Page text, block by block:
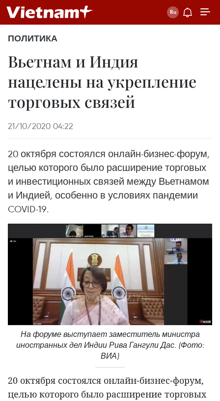
ПОЛИТИКА
Вьетнам и Индия
нацелены на укрепление
торговых связей
21/10/2020 04:22
20 октября состоялся онлайн-бизнес-форум,
целью которого было расширение торговых
и инвестиционных связей между Вьетнамом
и Индией, особенно в условиях пандемии
COVID-19.
На форуме выступает заместитель министра
иностранных дел Индии Рива Гангули Дас. (Фото:
ВИА)
20 октября состоялся онлайн-бизнес-форум,
целью которого было расширение торговых